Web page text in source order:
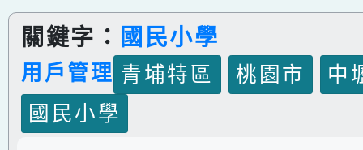
關鍵字： 國民小學
用戶管理 青埔特區 桃園市
中
國民小學